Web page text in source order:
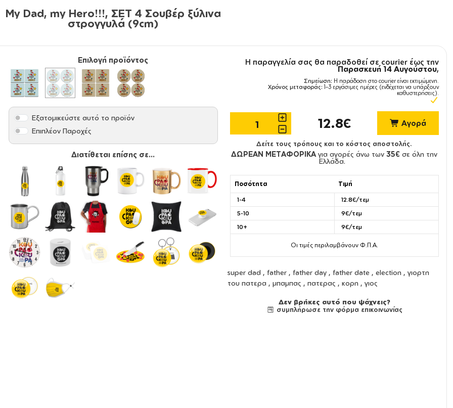
My Dad, my Hero!!!, ΣΕΤ 4 Σουβέρ ξύλινα
στρογγυλά (9cm)
Επιλογή προϊόντος
Εξατομικεύστε αυτό το προϊόν
Επιπλέον Παροχές
Διατίθεται επίσης σε...
Η παραγγελία σας θα παραδοθεί σε courier έως την
Παρασκευή 14 Αυγούστου,
Σημείωση: Η παράδοση στο courier είναι εκτιμώμενη.
Χρόνος μεταφοράς: 1–3 εργάσιμες ημέρες (ενδέχεται να υπάρξουν
καθυστερήσεις).
12.8€ Αγορά
Δείτε τους τρόπους και το κόστος αποστολής.
ΔΩΡΕΑΝ ΜΕΤΑΦΟΡΙΚΑ για αγορές άνω των35€ σε όλη την
Ελλάδα.
Ποσότητα Τιμή
1-4
12.8€/τεμ
5-10
9€/τεμ
10+
9€/τεμ
Οι τιμές περιλαμβάνουν Φ.Π.Α.
super dad , father , father day , father date , election , γιορτη
του πατερα , μπαμπας , πατερας , κορη , γιος
Δεν βρήκες αυτό που ψάχνεις?
συμπλήρωσε την φόρμα επικοινωνίας